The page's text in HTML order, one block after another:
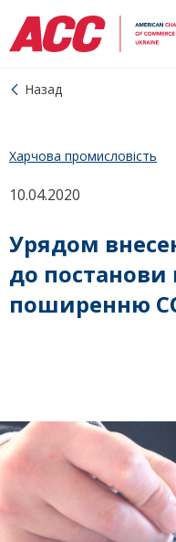
Назад
10.04.2020
Харчова промисловість
Урядом
до постанови
поширенню